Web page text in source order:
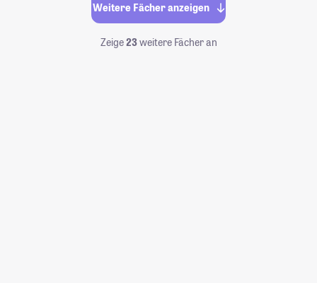
Weitere Fächer anzeigen
Zeige23weitere Fächer an